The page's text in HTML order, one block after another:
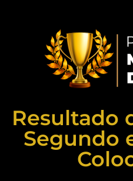
Resultado
Segundo